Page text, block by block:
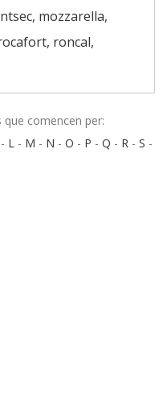
mozzarella,
roncal,
que comencen per:
- L - M - N - O - P - Q - R - S -